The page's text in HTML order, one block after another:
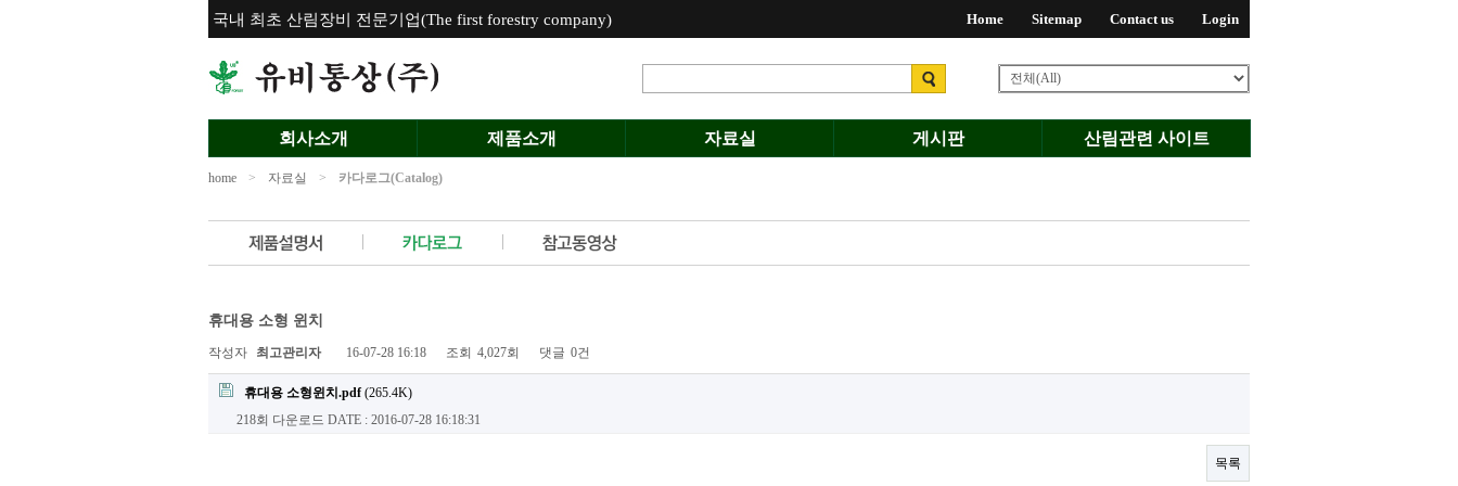
국내 최초 산림장비 전문기업(The first forestry company) Home Sitemap Contact us Login
회사소개 제품소개 자료실 게시판 산림관련 사이트
home > 자료실 > 카다로그(Catalog)
휴대용 소형 윈치
작성자 최고관리자 16-07-28 16:18 조회 4,027회 댓글 0건
휴대용 소형윈치.pdf(265.4K)
218회 다운로드 DATE : 2016-07-28 16:18:31
목록